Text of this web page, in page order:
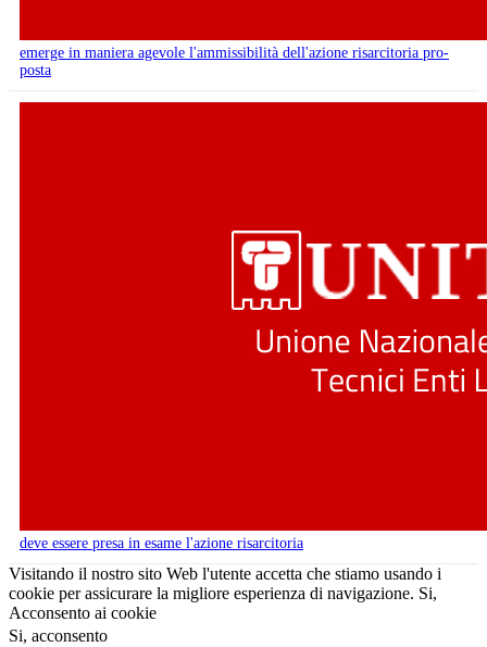
emerge in maniera agevole l'ammissibilità dell'azione risarcitoria pro-
posta
deve essere presa in esame l'azione risarcitoria
Visitando il nostro sito Web l'utente accetta che stiamo usando i
cookie per assicurare la migliore esperienza di navigazione. Si,
Acconsento ai cookie
Si, acconsento